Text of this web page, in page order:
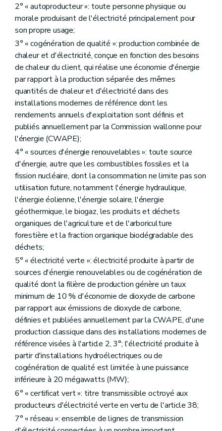
2° « autoproducteur »: toute personne physique ou
morale produisant de l'électricité principalement pour
son propre usage;
3° « cogénération de qualité »: production combinée de
chaleur et d'électricité, conçue en fonction des besoins
de chaleur du client, qui réalise une économie d'énergie
par rapport à la production séparée des mêmes
quantités de chaleur et d'électricité dans des
installations modernes de référence dont les
rendements annuels d'exploitation sont définis et
publiés annuellement par la Commission wallonne pour
l'énergie (CWAPE);
4° « sources d'énergie renouvelables »: toute source
d'énergie, autre que les combustibles fossiles et la
fission nucléaire, dont la consommation ne limite pas son
utilisation future, notamment l'énergie hydraulique,
l'énergie éolienne, l'énergie solaire, l'énergie
géothermique, le biogaz, les produits et déchets
organiques de l'agriculture et de l'arboriculture
forestière et la fraction organique biodégradable des
déchets;
5° « électricité verte »: électricité produite à partir de
sources d'énergie renouvelables ou de cogénération de
qualité dont la filière de production génère un taux
minimum de 10 % d'économie de dioxyde de carbone
par rapport aux émissions de dioxyde de carbone,
définies et publiées annuellement par la CWAPE, d'une
production classique dans des installations modernes de
référence visées à l'article 2, 3°; l'électricité produite à
partir d'installations hydroélectriques ou de
cogénération de qualité est limitée à une puissance
inférieure à 20 mégawatts (MW);
6° « certificat vert »: titre transmissible octroyé aux
producteurs d'électricité verte en vertu de l'article 38;
7° « réseau »: ensemble de lignes de transmission